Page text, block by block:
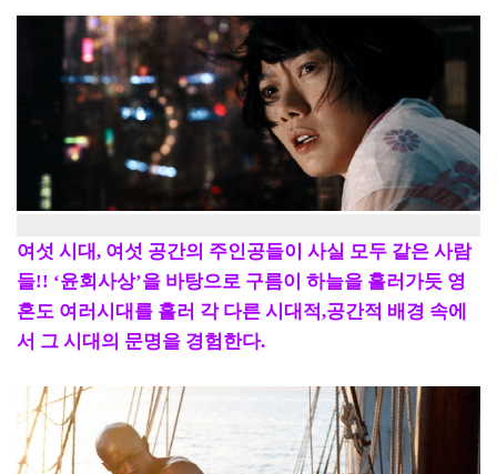
여섯 시대, 여섯 공간의 주인공들이 사실 모두 같은 사람
들!! ‘윤회사상’을 바탕으로 구름이 하늘을 흘러가듯 영
혼도 여러시대를 흘러 각 다른 시대적,공간적 배경 속에
서 그 시대의 문명을 경험한다.